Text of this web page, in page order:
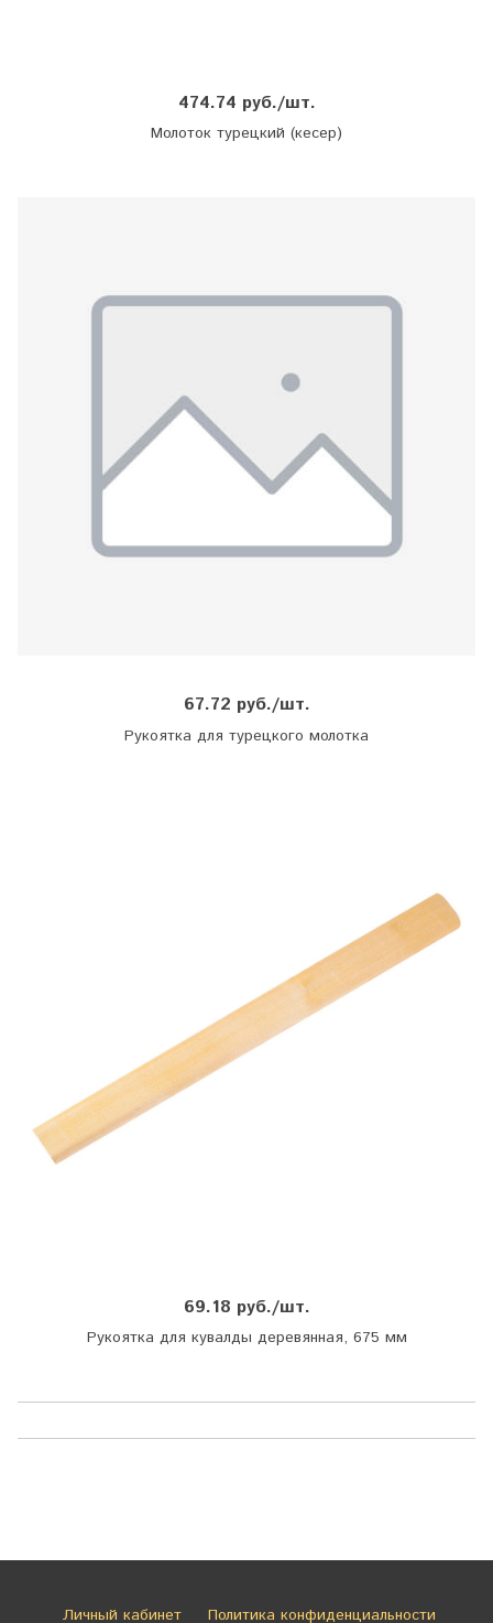
474.74 руб./шт.
Молоток турецкий (кесер)
67.72 руб./шт.
Рукоятка для турецкого молотка
69.18 руб./шт.
Рукоятка для кувалды деревянная, 675 мм
Личный кабинет Политика конфиденциальности